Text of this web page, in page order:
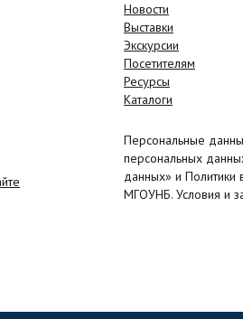
Новости
Выставки
Экскурсии
Посетителям
Ресурсы
Каталоги
Персональные
персональных
данных» и Политики
МГОУНБ. Условия и